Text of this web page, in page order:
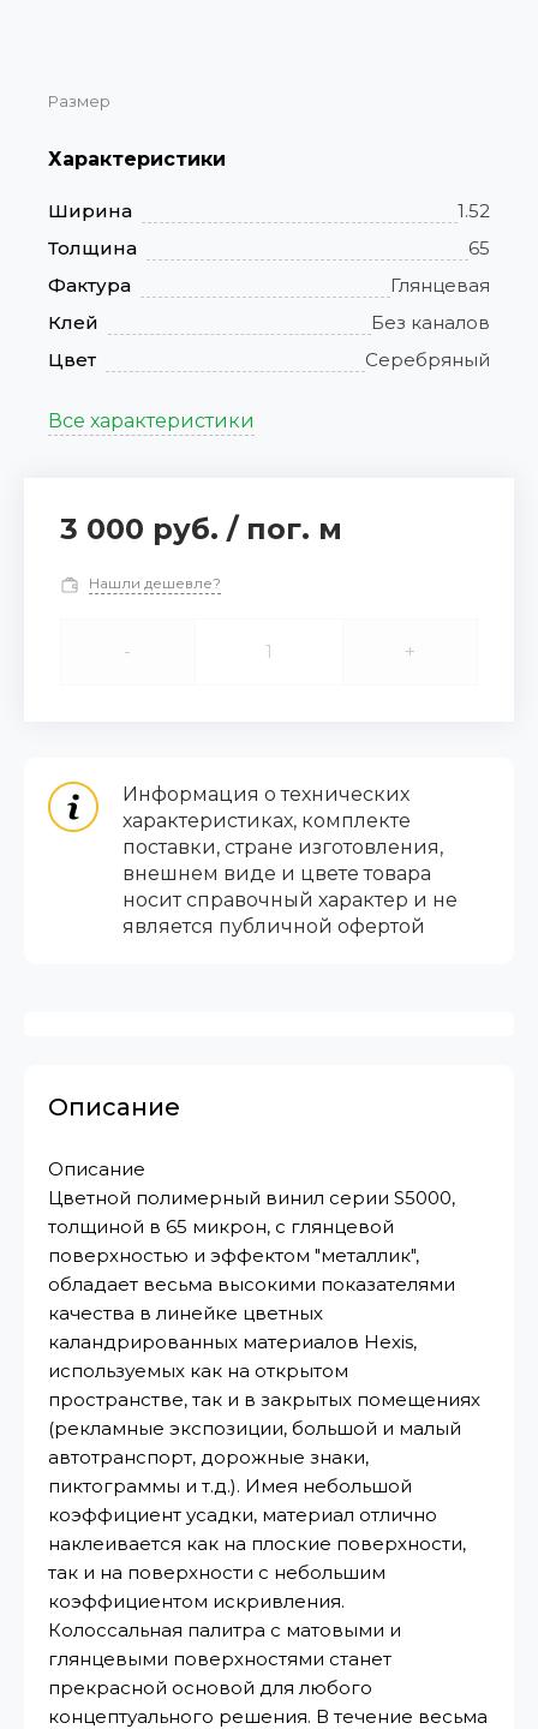
Размер
Характеристики
Ширина
1.52
Толщина
65
Фактура
Глянцевая
Клей
Без каналов
Цвет
Серебряный
Все характеристики
3 000 руб. / пог. м
Нашли дешевле?
- +
Информация о технических
характеристиках, комплекте
поставки, стране изготовления,
внешнем виде и цвете товара
носит справочный характер и не
является публичной офертой
Описание
Описание
Цветной полимерный винил серии S5000,
толщиной в 65 микрон, с глянцевой
поверхностью и эффектом "металлик",
обладает весьма высокими показателями
качества в линейке цветных
каландрированных материалов Hexis,
используемых как на открытом
пространстве, так и в закрытых помещениях
(рекламные экспозиции, большой и малый
автотранспорт, дорожные знаки,
пиктограммы и т.д.). Имея небольшой
коэффициент усадки, материал отлично
наклеивается как на плоские поверхности,
так и на поверхности с небольшим
коэффициентом искривления.
Колоссальная палитра с матовыми и
глянцевыми поверхностями станет
прекрасной основой для любого
концептуального решения. В течение весьма